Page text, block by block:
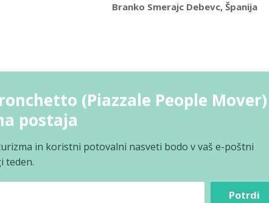
Branko Smerajc Debevc, Španija
(Piazzale People
postaja
in koristni potovalni nasveti bodo v vaš e-poštni
teden.
Potrdi